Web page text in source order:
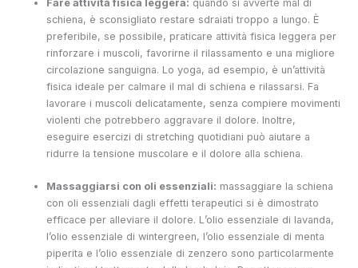
Fare attività fisica leggera: quando si avverte mal di
schiena, è sconsigliato restare sdraiati troppo a lungo. È
preferibile, se possibile, praticare attività fisica leggera per
rinforzare i muscoli, favorirne il rilassamento e una migliore
circolazione sanguigna. Lo yoga, ad esempio, è un’attività
fisica ideale per calmare il mal di schiena e rilassarsi. Fa
lavorare i muscoli delicatamente, senza compiere movimenti
violenti che potrebbero aggravare il dolore. Inoltre,
eseguire esercizi di stretching quotidiani può aiutare a
ridurre la tensione muscolare e il dolore alla schiena.
Massaggiarsi con oli essenziali: massaggiare la schiena
con oli essenziali dagli effetti terapeutici si è dimostrato
efficace per alleviare il dolore. L’olio essenziale di lavanda,
l’olio essenziale di wintergreen, l’olio essenziale di menta
piperita e l’olio essenziale di zenzero sono particolarmente